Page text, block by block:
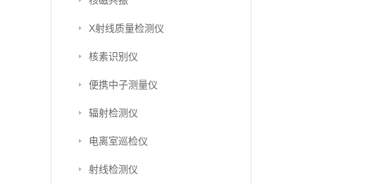
X射线质量检测仪
核素识别仪
便携中子测量仪
辐射检测仪
电离室巡检仪
射线检测仪